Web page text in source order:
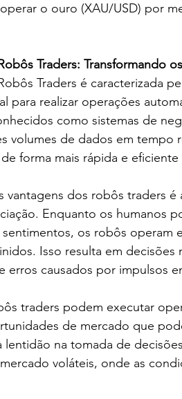
o ouro (XAU/USD) por
Traders: Transformando
Traders é caracterizada
para realizar operações
como sistemas de
volumes de dados em
forma mais rápida e
vantagens dos robôs traders
Enquanto os humanos
os robôs operam
Isso resulta em
erros causados por impulsos
traders podem executar
de mercado que
lentidão na tomada de
voláteis, onde as